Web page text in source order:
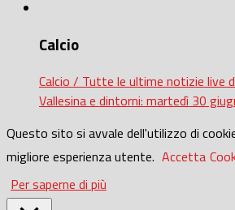
Calcio
Calcio / Tutte le ultime notizie live
Vallesina e dintorni: martedì 30
Questo sito si avvale dell'utilizzo di
migliore esperienza utente. Accetta
Per saperne di più